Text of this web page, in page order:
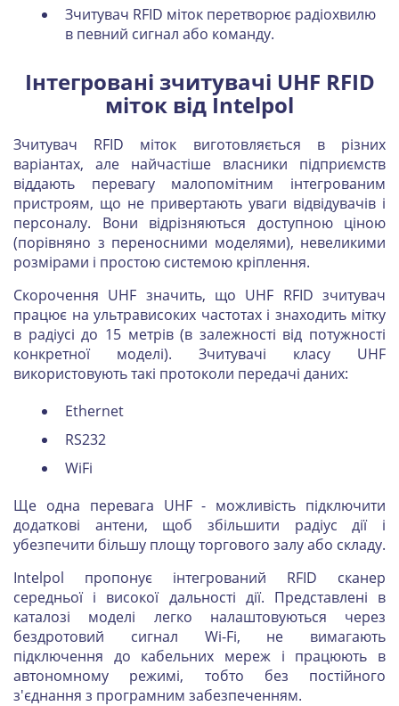
Зчитувач RFID міток перетворює радіохвилю
в певний сигнал або команду.
Інтегровані зчитувачі UHF RFID
міток від Intelpol
Зчитувач RFID міток виготовляється в різних
варіантах, але найчастіше власники підприємств
віддають перевагу малопомітним інтегрованим
пристроям, що не привертають уваги відвідувачів і
персоналу. Вони відрізняються доступною ціною
(порівняно з переносними моделями), невеликими
розмірами і простою системою кріплення.
Скорочення UHF значить, що UHF RFID зчитувач
працює на ультрависоких частотах і знаходить мітку
в радіусі до 15 метрів (в залежності від потужності
конкретної моделі). Зчитувачі класу UHF
використовують такі протоколи передачі даних:
Ethernet
RS232
WiFi
Ще одна перевага UHF - можливість підключити
додаткові антени, щоб збільшити радіус дії і
убезпечити більшу площу торгового залу або складу.
Intelpol пропонує інтегрований RFID сканер
середньої і високої дальності дії. Представлені в
каталозі моделі легко налаштовуються через
бездротовий сигнал Wi-Fi, не вимагають
підключення до кабельних мереж і працюють в
автономному режимі, тобто без постійного
з'єднання з програмним забезпеченням.